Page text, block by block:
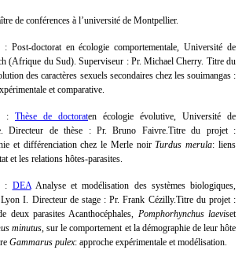
de conférences à l’université de Montpellier.
: Post-doctorat en écologie comportementale, Université de
(Afrique du Sud). Superviseur : Pr. Michael Cherry. Titre du
des caractères sexuels secondaires chez les souimangas :
et comparative.
: Thèse de doctoraten écologie évolutive, Université de
Directeur de thèse : Pr. Bruno Faivre.Titre du projet :
et différenciation chez le Merle noirTurdus merula: liens
et les relations hôtes-parasites.
: DEAAnalyse et modélisation des systèmes biologiques,
I. Directeur de stage : Pr. Frank Cézilly.Titre du projet :
deux parasites Acanthocéphales, Pomphorhynchus laeviset
minutus, sur le comportement et la démographie de leur hôte
Gammarus pulex: approche expérimentale et modélisation.